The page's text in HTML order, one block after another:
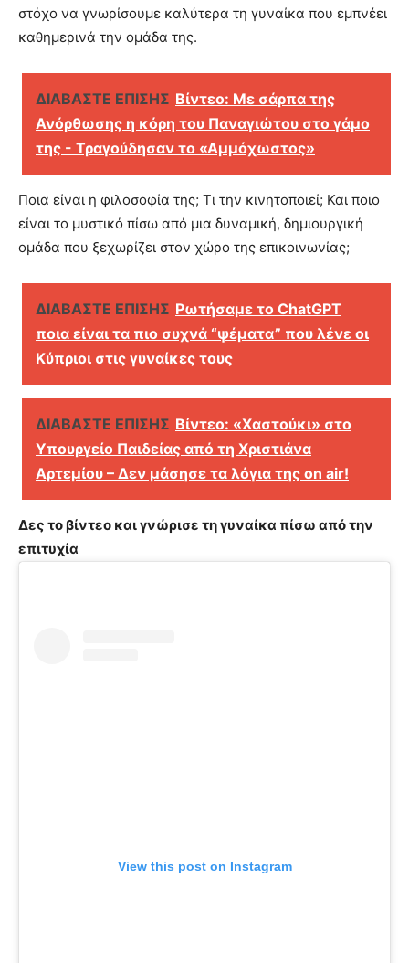
στόχο να γνωρίσουμε καλύτερα τη γυναίκα που εμπνέει
καθημερινά την ομάδα της.
ΔΙΑΒΑΣΤΕ ΕΠΙΣΗΣ Βίντεο: Με σάρπα της
Ανόρθωσης η κόρη του Παναγιώτου στο γάμο
της - Τραγούδησαν το «Αμμόχωστος»
Ποια είναι η φιλοσοφία της; Τι την κινητοποιεί; Και ποιο
είναι το μυστικό πίσω από μια δυναμική, δημιουργική
ομάδα που ξεχωρίζει στον χώρο της επικοινωνίας;
ΔΙΑΒΑΣΤΕ ΕΠΙΣΗΣ Ρωτήσαμε το ChatGPT
ποια είναι τα πιο συχνά “ψέματα” που λένε οι
Κύπριοι στις γυναίκες τους
ΔΙΑΒΑΣΤΕ ΕΠΙΣΗΣ Βίντεο: «Χαστούκι» στο
Υπουργείο Παιδείας από τη Χριστιάνα
Αρτεμίου – Δεν μάσησε τα λόγια της on air!
Δες το βίντεο και γνώρισε τη γυναίκα πίσω από την
επιτυχία
View this post on Instagram